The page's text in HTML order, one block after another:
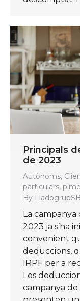
Principals
de 2023
Autònoms,
particulars,
By LladogrupSB
La campanya
2023 ja s’ha
convenient
deduccions,
IRPF per a
Les
campanya de